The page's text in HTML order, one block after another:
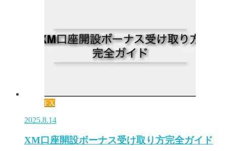
FX
2025.8.14
XM口座開設ボーナス受け取り方完全ガイド